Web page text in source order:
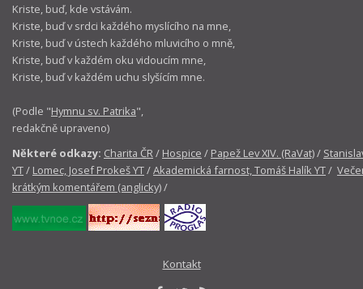
Kriste, buď, kde vstávám.
Kriste, buď v srdci každého myslícího na mne,
Kriste, buď v ústech každého mluvicího o mně,
Kriste, buď v každém oku vidoucím mne,
Kriste, buď v každém uchu slyšícím mne.
(Podle "Hymnu sv. Patrika",
redakčně upraveno)
Některé odkazy: Charita ČR/ Hospice / Papež Lev XIV. (RaVat)/
YT/ Lomec, Josef Prokeš YT/Akademická farnost, Tomáš Halík YT/
krátkým komentářem (anglicky)/
Kontakt